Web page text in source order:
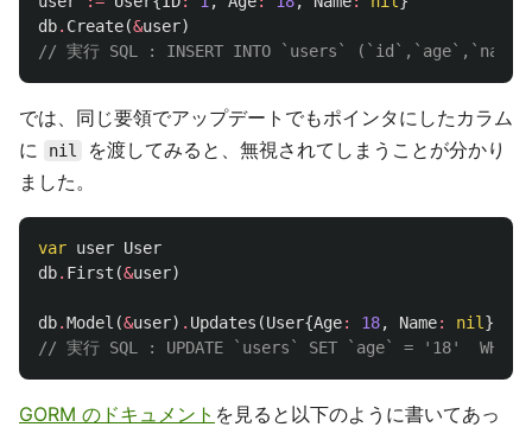
db. Create(&user)
// 実行 SQL : INSERT INTO `users`
では、同じ要領でアップデートでもポインタにしたカラム
に
nil
を渡してみると、無視されてしまうことが分かり
ました。
var user User
db. First (&user)
db.Model (&user) . Updates (User{Age: 18, Name: nil })
// 実行 SQL : UPDATE `users` SET `age` = '18'
GORM のドキュメント を見ると以下のように書いてあっ